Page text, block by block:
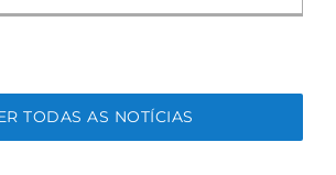
TODAS AS NOTÍCIAS